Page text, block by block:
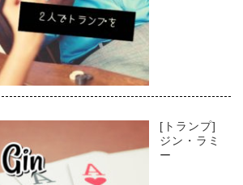
[トランプ]
ジン・ラミ
ー